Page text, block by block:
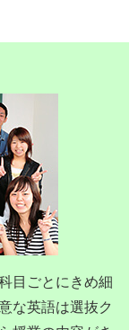
目ごとにきめ細
な英語は選抜ク